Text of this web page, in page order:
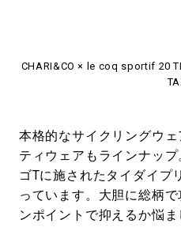
CHARI&CO × le coq sportif 20
本格的なサイクリングウ
ティウェアもラインナッ
ゴTに施されたタイダイプ
っています。大胆に総柄
ンポイントで抑えるか悩ま